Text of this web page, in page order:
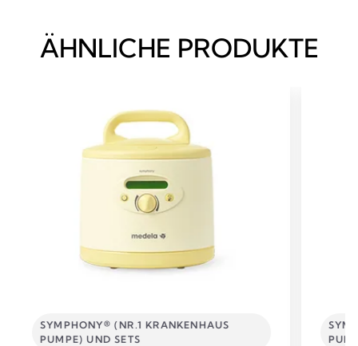
ÄHNLICHE PRODUKTE
SYMPHONY® (NR.1 KRANKENHAUS
PUMPE) UND SETS